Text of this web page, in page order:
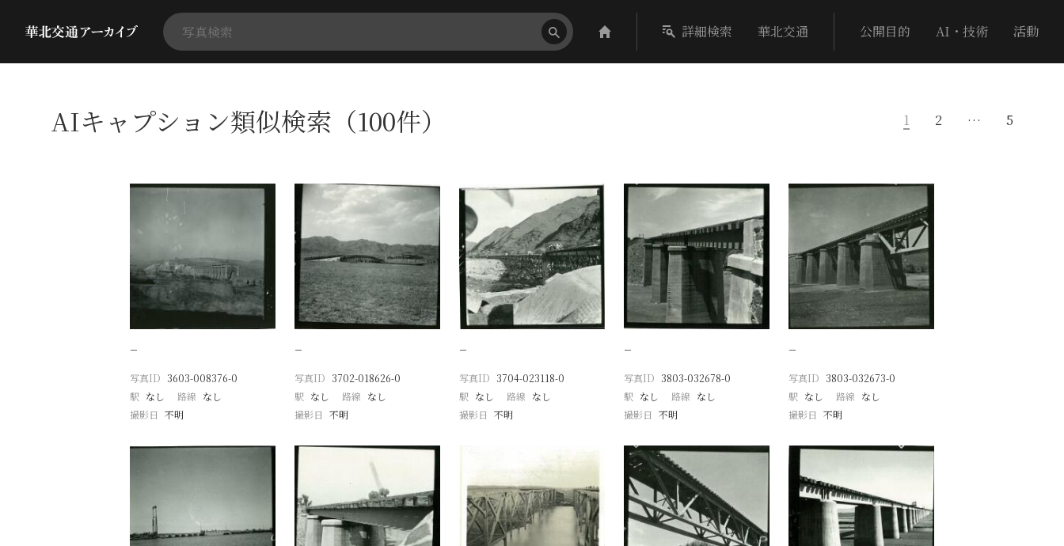
詳細検索 華北交通 公開目的 AI・技術 活動
AIキャプション類似検索（100件） 1 2 … 5
−
写真ID 3603-008376-0
駅 なし 路線 なし
撮影日 不明
−
写真ID 3702-018626-0
駅 なし 路線 なし
撮影日 不明
−
写真ID 3704-023118-0
駅 なし 路線 なし
撮影日 不明
−
写真ID 3803-032678-0
駅 なし 路線 なし
撮影日 不明
−
写真ID 3803-032673-0
駅 なし 路線 なし
撮影日 不明